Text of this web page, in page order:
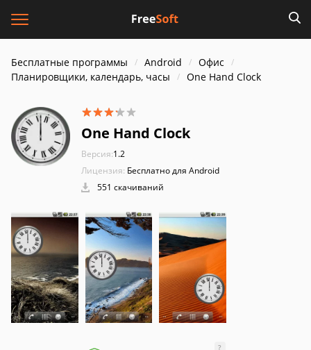
Бесплатные программы Android
Офис
Планировщики, календарь, часы
One Hand Clock
One Hand Clock
Версия:1.2
Лицензия: Бесплатно для Android
551 скачиваний
?